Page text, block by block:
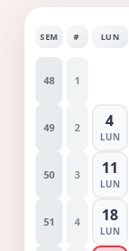
SEM # LUN
48 1
49 2 4
LUN
50 3 11
LUN
51 4 18
LUN